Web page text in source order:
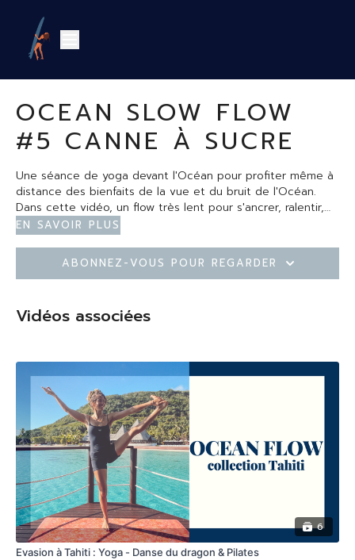
OCEAN SLOW FLOW
#5 CANNE À SUCRE
Une séance de yoga devant l'Océan pour profiter même à
distance des bienfaits de la vue et du bruit de l'Océan.
Dans cette vidéo, un flow très lent pour s'ancrer, ralentir,
travailler ses muscles en profondeur et être dans le
moment présent. Travail de la canne à sucre et des
ouvertures de hancges
En savoir plus
Abonnez-vous pour regarder
Vidéos associées
6
Evasion à Tahiti : Yoga - Danse du dragon & Pilates